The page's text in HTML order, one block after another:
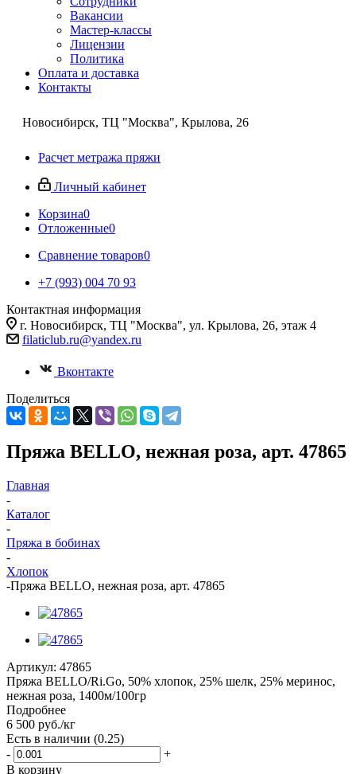
Вакансии
Мастер-классы
Лицензии
Политика
Оплата и доставка
Контакты
Новосибирск, ТЦ "Москва", Крылова, 26
Расчет метража пряжи
Личный кабинет
Корзина0
Отложенные0
Сравнение товаров0
+7 (993) 004 70 93
Контактная информация
г. Новосибирск, ТЦ "Москва", ул. Крылова, 26, этаж 4
filaticlub.ru@yandex.ru
Вконтакте
Поделиться
Пряжа BELLO, нежная роза, арт. 47865
Главная
-
Каталог
-
Пряжа в бобинах
-
Хлопок
-Пряжа BELLO, нежная роза, арт. 47865
Артикул: 47865
Пряжа BELLO/Ri.Go, 50% хлопок, 25% шелк, 25% меринос,
нежная роза, 1400м/100гр
Подробнее
6 500 руб./кг
Есть в наличии (0.25)
-
+
В корзину